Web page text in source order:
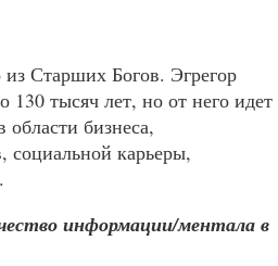
Старших Богов. Эгрегор
130 тысяч лет, но от него идет
бизнеса,
карьеры,
информации/ментала в